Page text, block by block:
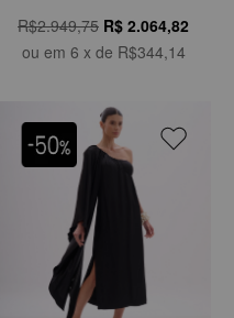
R$2.949,75 R$ 2.064,82
ou em 6 x de R$344,14